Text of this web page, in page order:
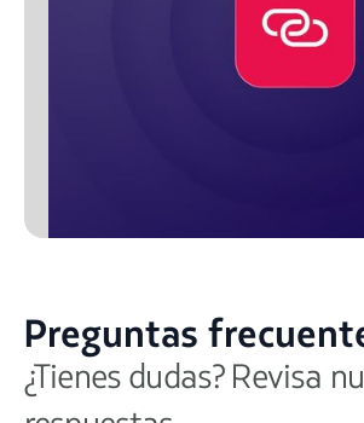
Preguntas
¿Tienes dudas? Revisa